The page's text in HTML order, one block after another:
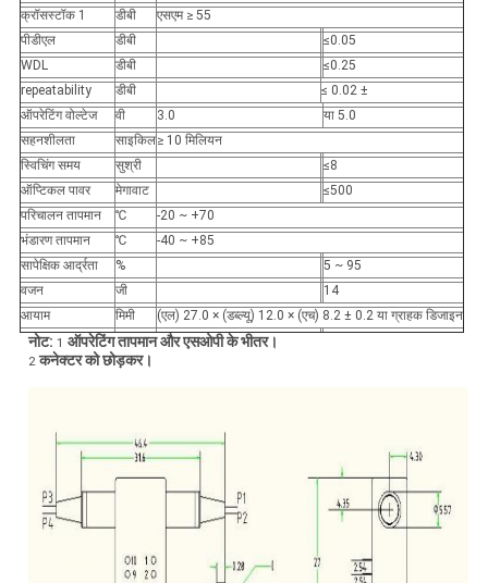
क्रॉसस्टॉक 1
डीबी
एसएम ≥ 55
पीडीएल
डीबी
≤0.05
WDL
डीबी
≤0.25
repeatability
डीबी
≤ 0.02 ±
ऑपरेटिंग वोल्टेज
वी 3.0
या 5.0
सहनशीलता
साइकिल≥ 10 मिलियन
स्विचिंग समय
सुश्री
≤8
ऑप्टिकल पावर
मेगावाट
≤500
परिचालन तापमान
℃
-20 ~ +70
भंडारण तापमान
℃
-40 ~ +85
सापेक्षिक आर्द्रता
%
5 ~ 95
वजन
जी
14
आयाम
मिमी (एल) 27.0 × (डब्ल्यू) 12.0 × (एच) 8.2 ± 0.2 या ग्राहक डिजाइन
नोट: 1 ऑपरेटिंग तापमान और एसओपी के भीतर।
2 कनेक्टर को छोड़कर।